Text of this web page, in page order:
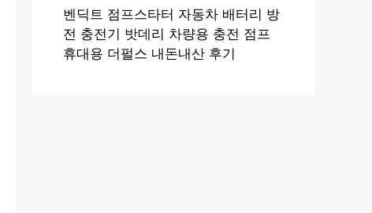
벤딕트 점프스타터 자동차 배터리 방
전 충전기 밧데리 차량용 충전 점프
휴대용 더펄스 내돈내산 후기